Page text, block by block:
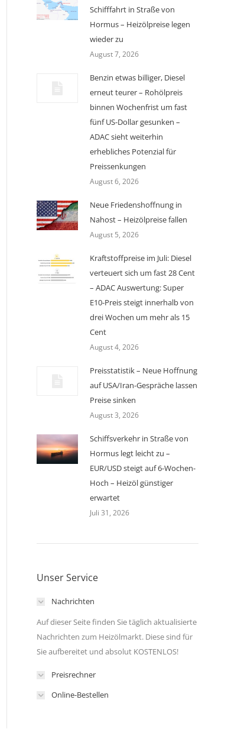
Schifffahrt in Straße von
Hormus – Heizölpreise legen
wieder zu
August 7, 2026
Benzin etwas billiger, Diesel
erneut teurer – Rohölpreis
binnen Wochenfrist um fast
fünf US-Dollar gesunken –
ADAC sieht weiterhin
erhebliches Potenzial für
Preissenkungen
August 6, 2026
Neue Friedenshoffnung in
Nahost – Heizölpreise fallen
August 5, 2026
Kraftstoffpreise im Juli: Diesel
verteuert sich um fast 28 Cent
– ADAC Auswertung: Super
E10-Preis steigt innerhalb von
drei Wochen um mehr als 15
Cent
August 4, 2026
Preisstatistik – Neue Hoffnung
auf USA/Iran-Gespräche lassen
Preise sinken
August 3, 2026
Schiffsverkehr in Straße von
Hormus legt leicht zu –
EUR/USD steigt auf 6-Wochen-
Hoch – Heizöl günstiger
erwartet
Juli 31, 2026
Unser Service
Nachrichten
Auf dieser Seite finden Sie täglich aktualisierte
Nachrichten zum Heizölmarkt. Diese sind für
Sie aufbereitet und absolut KOSTENLOS!
Preisrechner
Online-Bestellen